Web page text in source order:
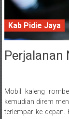
Kab Pidie Jaya
14 May 2018
Perjalanan
Posted By: wirawan
Mobil kaleng
kemudian direm
terlempar ke depan.